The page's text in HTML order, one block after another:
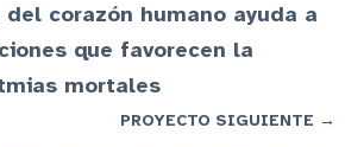
corazón humano ayuda a
que favorecen la
mortales
PROYECTO SIGUIENTE →